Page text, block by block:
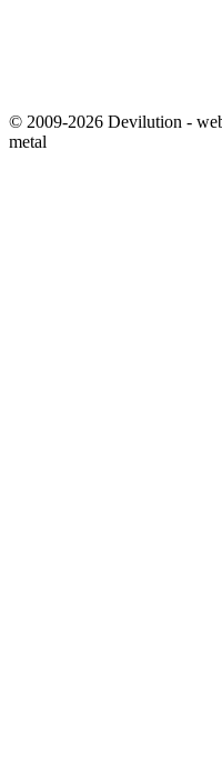
© 2009-2026 Devilution -
metal